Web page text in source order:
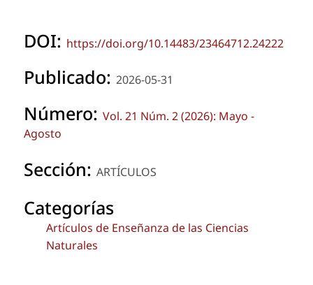
DOI: https://doi.org/10.14483/23464712.24222
Publicado: 2026-05-31
Número: Vol. 21 Núm. 2 (2026): Mayo -
Agosto
Sección: ARTÍCULOS
Categorías
Artículos de Enseñanza de las Ciencias
Naturales